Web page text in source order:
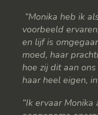
“Monika heb ik
voorbeeld
en lijf is
moed, haar
hoe zij dit aan
haar heel eigen,
“Ik ervaar